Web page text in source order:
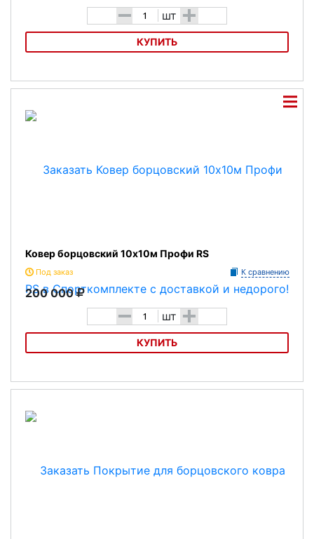
- шт +
КУПИТЬ
Ковер борцовский 10х10м Лайт RS
Ковер борцовский 10х10м Профи RS
Под заказ К сравнению
200 000
- шт +
КУПИТЬ
Ковер борцовский 10х10м Профи RS